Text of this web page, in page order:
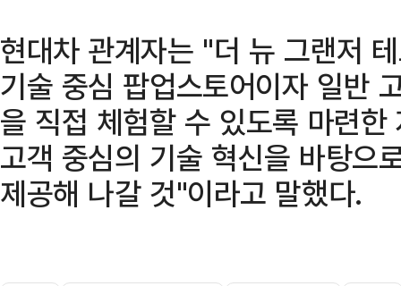
현대차 관계자는 "더 뉴 그랜저
기술 중심 팝업스토어이자 일반
을 직접 체험할 수 있도록 마련
고객 중심의 기술 혁신을 바탕으
제공해 나갈 것"이라고 말했다.